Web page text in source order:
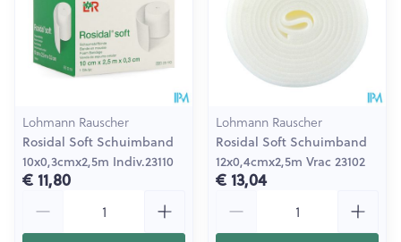
Lohmann Rauscher
Rosidal Soft Schuimband
10x0,3cmx2,5m Indiv.23110
€ 11,80
Lohmann Rauscher
Rosidal Soft Schuimband
12x0,4cmx2,5m Vrac 23102
€ 13,04